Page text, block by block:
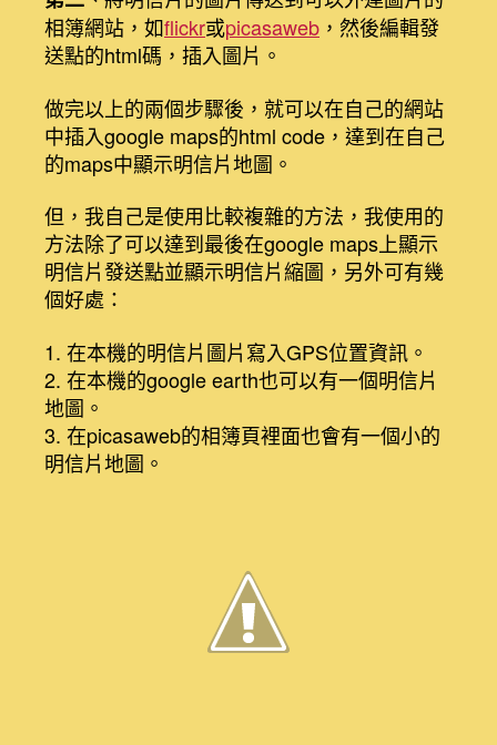
相簿網站，如flickr或picasaweb ，然後編輯發
送點的html碼，插入圖片。
做完以上的兩個步驟後，就可以在自己的網站
中插入google maps的html code，達到在自己
的maps中顯示明信片地圖。
但，我自己是使用比較複雜的方法，我使用的
方法除了可以達到最後在google maps上顯示
明信片發送點並顯示明信片縮圖，另外可有幾
個好處：
1. 在本機的明信片圖片寫入GPS位置資訊。
2. 在本機的google earth也可以有一個明信片
地圖。
3. 在picasaweb的相簿頁裡面也會有一個小的
明信片地圖。